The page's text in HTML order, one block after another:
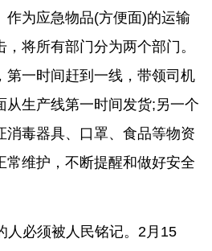
作为应急物品(方便面)的运输
将所有部门分为两个部门。
第一时间赶到一线，带领司机
从生产线第一时间发货;另一个
消毒器具、口罩、食品等物资
常维护，不断提醒和做好安全
人必须被人民铭记。2月15